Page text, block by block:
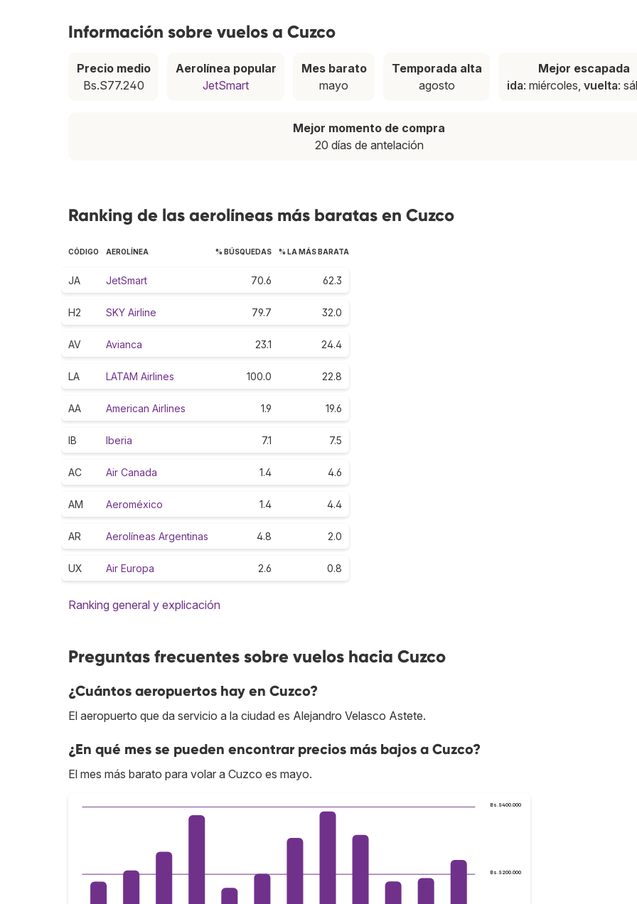
Información sobre vuelos a Cuzco
Precio medio
Bs.S77.240
Aerolínea popular
JetSmart
Mes barato
mayo
Temporada alta
agosto
Mejor escapada
ida: miércoles, vuelta:
Mejor momento de compra
20 días de antelación
Ranking de las aerolíneas más baratas en Cuzco
CÓDIGO AEROLÍNEA % BÚSQUEDAS % LA MÁS BARATA
JA JetSmart 70.6 62.3
H2 SKY Airline 79.7 32.0
AV Avianca 23.1 24.4
LA LATAM Airlines 100.0 22.8
AA American Airlines 1.9 19.6
IB Iberia 7.1 7.5
AC Air Canada 1.4 4.6
AM Aeroméxico 1.4 4.4
AR Aerolíneas Argentinas 4.8 2.0
UX Air Europa 2.6 0.8
Ranking general y explicación
Preguntas frecuentes sobre vuelos hacia Cuzco
¿Cuántos aeropuertos hay en Cuzco?
El aeropuerto que da servicio a la ciudad es Alejandro Velasco Astete.
¿En qué mes se pueden encontrar precios más bajos a Cuzco?
El mes más barato para volar a Cuzco es mayo.
Bs.S200.000
Bs.S400.000